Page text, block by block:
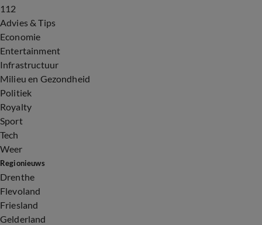
112
Advies & Tips
Economie
Entertainment
Infrastructuur
Milieu en Gezondheid
Politiek
Royalty
Sport
Tech
Weer
Regionieuws
Drenthe
Flevoland
Friesland
Gelderland